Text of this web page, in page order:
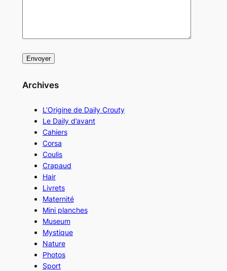
Archives
L’Origine de Daily Crouty
Le Daily d’avant
Cahiers
Corsa
Coulis
Crapaud
Hair
Livrets
Maternité
Mini planches
Museum
Mystique
Nature
Photos
Sport